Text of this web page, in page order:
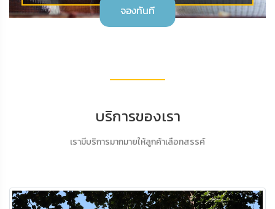
จองทันที
บริการของเรา
เรามีบริการมากมายให้ลูกค้าเลือกสรรค์